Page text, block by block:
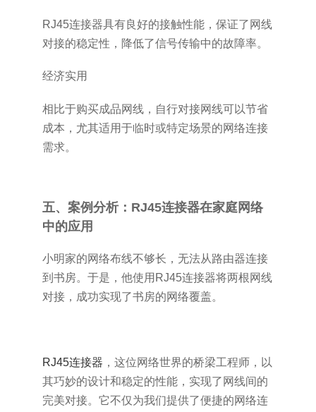
RJ45连接器具有良好的接触性能，保证了网线
对接的稳定性，降低了信号传输中的故障率。
经济实用
相比于购买成品网线，自行对接网线可以节省
成本，尤其适用于临时或特定场景的网络连接
需求。
五、案例分析：RJ45连接器在家庭网络
中的应用
小明家的网络布线不够长，无法从路由器连接
到书房。于是，他使用RJ45连接器将两根网线
对接，成功实现了书房的网络覆盖。
RJ45连接器 ，这位网络世界的桥梁工程师，以
其巧妙的设计和稳定的性能，实现了网线间的
完美对接。它不仅为我们提供了便捷的网络连